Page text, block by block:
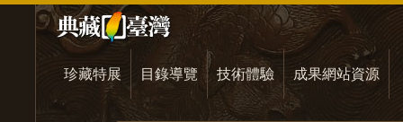
珍藏特展 目錄導覽 技術體驗 成果網站資源